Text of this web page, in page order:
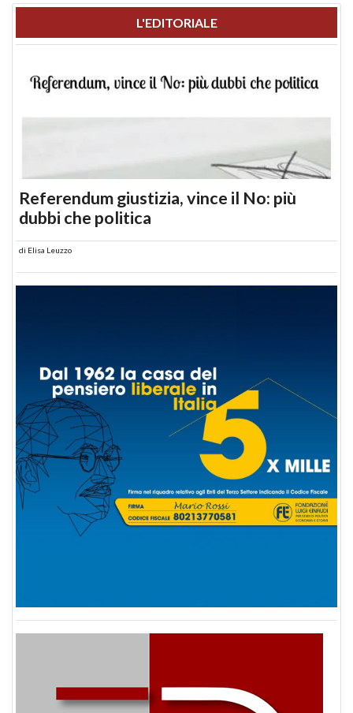
L'EDITORIALE
Referendum giustizia, vince il No: più
dubbi che politica
di Elisa Leuzzo